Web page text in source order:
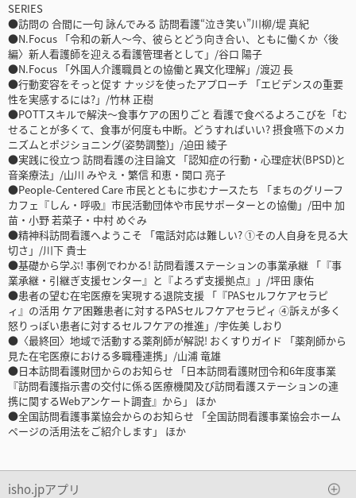
SERIES
●訪問の 合間に一句 詠んでみる 訪問看護“泣き笑い”川柳/堤 真紀
●N.Focus 「令和の新人〜今、彼らとどう向き合い、ともに働くか〈後
編〉新人看護師を迎える看護管理者として」/谷口 陽子
●N.Focus 「外国人介護職員との協働と異文化理解」/渡辺 長
●行動変容をそっと促す ナッジを使ったアプローチ 「エビデンスの重要
性を実感するには?」/竹林 正樹
●POTTスキルで解決〜食事ケアの困りごと 看護で食べるよろこびを「む
せることが多くて、食事が何度も中断。どうすればいい? 摂食嚥下のメカ
ニズムとポジショニング(姿勢調整)」/迫田 綾子
●実践に役立つ 訪問看護の注目論文 「認知症の行動・心理症状(BPSD)と
音楽療法」/山川 みやえ・繁信 和恵・関口 亮子
●People-Centered Care 市民とともに歩むナースたち 「まちのグリーフ
カフェ『しん・呼吸』市民活動団体や市民サポーターとの協働」/田中 加
苗・小野 若菜子・中村 めぐみ
●精神科訪問看護へようこそ 「電話対応は難しい? ①その人自身を見る大
切さ」/川下 貴士
●基礎から学ぶ! 事例でわかる! 訪問看護ステーションの事業承継 「『事
業承継・引継ぎ支援センター』と『よろず支援拠点』」/坪田 康佑
●患者の望む在宅医療を実現する退院支援 「『PASセルフケアセラピ
ィ』の活用 ケア困難患者に対するPASセルフケアセラピィ ④訴えが多く
怒りっぽい患者に対するセルフケアの推進」/宇佐美 しおり
●〈最終回〉地域で活動する薬剤師が解説! おくすりガイド 「薬剤師から
見た在宅医療における多職種連携」/山浦 竜雄
●日本訪問看護財団からのお知らせ 「日本訪問看護財団令和6年度事業
『訪問看護指示書の交付に係る医療機関及び訪問看護ステーションの連
携に関するWebアンケート調査』から」 ほか
●全国訪問看護事業協会からのお知らせ 「全国訪問看護事業協会ホーム
ページの活用法をご紹介します」 ほか
isho.jpアプリ